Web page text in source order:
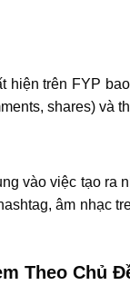
hiện trên FYP
shares) và
vào việc tạo
âm nhạc
Theo Chủ